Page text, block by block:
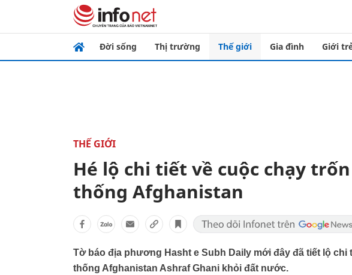
Đời sống Thị trường Thế giới Gia đình Giới
THẾ GIỚI
Hé lộ chi tiết về cuộc chạy
thống Afghanistan
Tờ báo địa phương Hasht e Subh Daily mới đây đã tiết lộ
thống Afghanistan Ashraf Ghani khỏi đất nước.